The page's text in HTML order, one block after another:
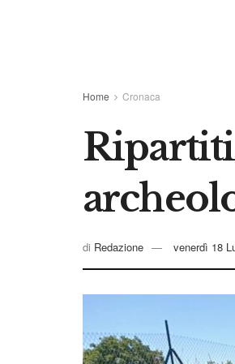
Home Cronaca
di Redazione venerdì 18